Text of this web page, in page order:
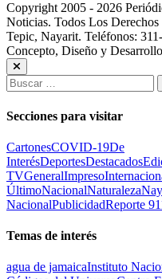
Copyright 2005 - 2026
Noticias. Todos Los Derechos
Tepic, Nayarit. Teléfonos:
Concepto, Diseño y
Buscar:
Secciones para visitar
CartonesCOVID-19De
InterésDeportesDestacados
TVGeneralImpreso
ÚltimoNacionalNaturaleza
NacionalPublicidadReporte
Temas de interés
agua de jamaicaInstituto